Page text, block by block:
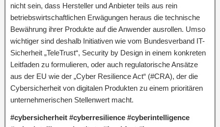
nicht sein, dass Hersteller und Anbieter teils aus rein
betriebswirtschaftlichen Erwägungen heraus die technische
Bewährung ihrer Produkte auf die Anwender ausrollen. Umso
wichtiger sind deshalb Initiativen wie vom Bundesverband IT-
Sicherheit „TeleTrust“, Security by Design in einem konkreten
Leitfaden zu formulieren, oder auch regulatorische Ansätze
aus der EU wie der „Cyber Resilience Act“ (#CRA), der die
Cybersicherheit von digitalen Produkten zu einem prioritären
unternehmerischen Stellenwert macht.
#cybersicherheit #cyberresilience #cyberintelligence